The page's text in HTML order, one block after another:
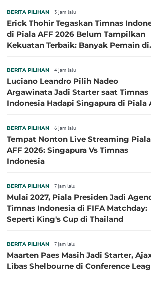
BERITA PILIHAN 3 jam lalu
Erick Thohir Tegaskan Timnas
di Piala AFF 2026 Belum Tampilkan
Kekuatan Terbaik: Banyak Pemain di
BERITA PILIHAN 4 jam lalu
Luciano Leandro Pilih Nadeo
Argawinata Jadi Starter saat Timnas
Indonesia Hadapi Singapura di Piala
BERITA PILIHAN 6 jam lalu
Tempat Nonton Live Streaming Piala
AFF 2026: Singapura Vs Timnas
Indonesia
BERITA PILIHAN 7 jam lalu
Mulai 2027, Piala Presiden Jadi
Timnas Indonesia di FIFA Matchday:
Seperti King's Cup di Thailand
BERITA PILIHAN 7 jam lalu
Maarten Paes Masih Jadi Starter,
Libas Shelbourne di Conference